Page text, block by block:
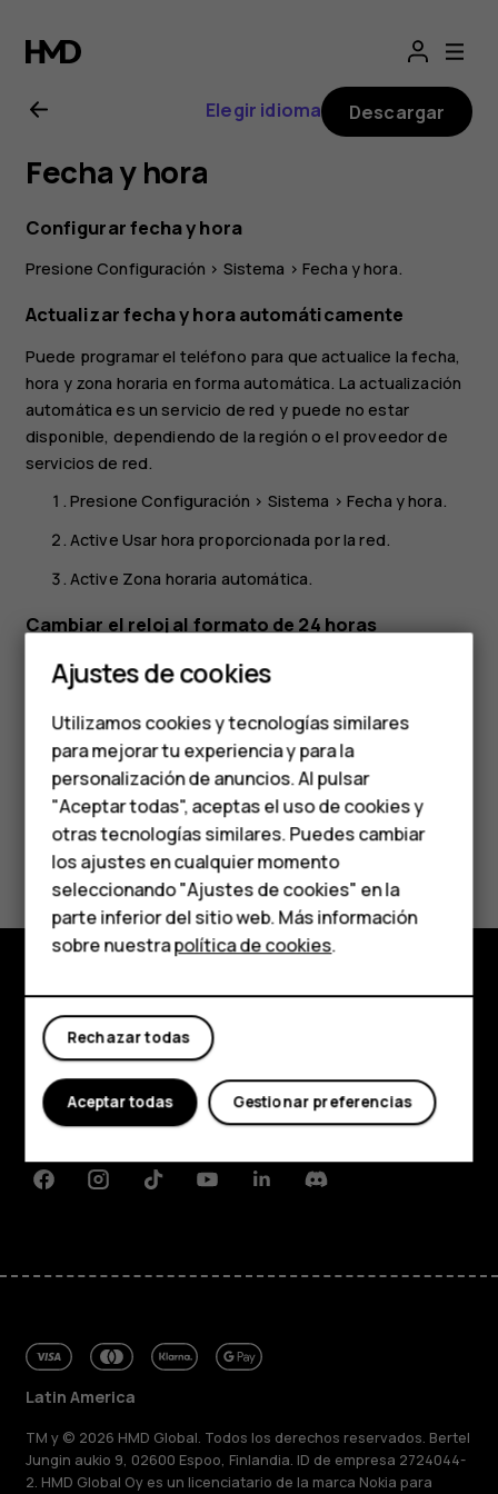
Manual
del
usuario
de
Nokia
G20
Smartphones
Teléfonos de gama
media
Teléfonos para
personas mayores
HMD Terra M
Comprar
Mi cuenta
Elegir idioma Descargar
Fecha y hora
Configurar fecha y hora
PresioneConfiguración > Sistema > Fecha y hora.
Actualizar fecha y hora automáticamente
Puede programar el teléfono para que actualice la fecha,
hora y zona horaria en forma automática. La actualización
automática es un servicio de red y puede no estar
disponible, dependiendo de la región o el proveedor de
servicios de red.
PresioneConfiguración > Sistema > Fecha y hora.
Active Usar hora proporcionada por la red.
Active Zona horaria automática.
Cambiar el reloj al formato de 24 horas
PresioneConfiguración>Sistema
Usar formato de 24 horas
¿Te ha parecido útil?
Sí No
Comprar
Acerca de
Planet and people
FacebookInstagramTiktokYoutubeLinkedinDiscord
Latin America
TM y © 2026 HMD Global. Todos los derechos reservados. Bertel
Jungin aukio 9, 02600 Espoo, Finlandia. ID de empresa 2724044-
2. HMD Global Oy es un licenciatario de la marca Nokia para
Ajustes de cookies
Utilizamos cookies y tecnologías similares
para mejorar tu experiencia y para la
personalización de anuncios. Al pulsar
"Aceptar todas", aceptas el uso de cookies y
otras tecnologías similares. Puedes cambiar
los ajustes en cualquier momento
seleccionando "Ajustes de cookies" en la
parte inferior del sitio web. Más información
sobre nuestrapolítica de cookies.
Rechazar todas
Gestionar preferencias
Aceptar todas